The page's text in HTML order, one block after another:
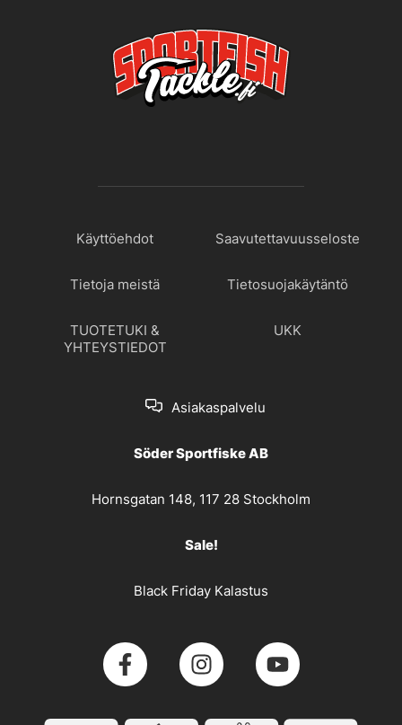
Käyttöehdot Saavutettavuusseloste
Tietoja meistä Tietosuojakäytäntö
TUOTETUKI &
YHTEYSTIEDOT
UKK
Asiakaspalvelu
Söder Sportfiske AB
Hornsgatan 148, 117 28 Stockholm
Sale!
Black Friday Kalastus